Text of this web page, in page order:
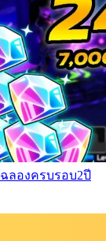
ลองครบรอบ2ปี